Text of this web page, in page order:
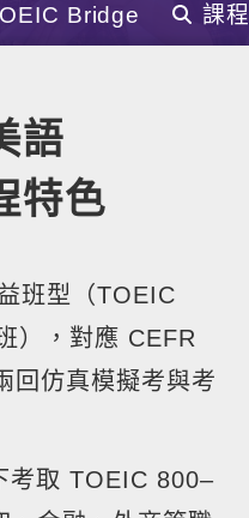
Bridge 課
語
特色
班型（TOEIC
），對應 CEFR
回仿真模擬考與考
考取 TOEIC 800–